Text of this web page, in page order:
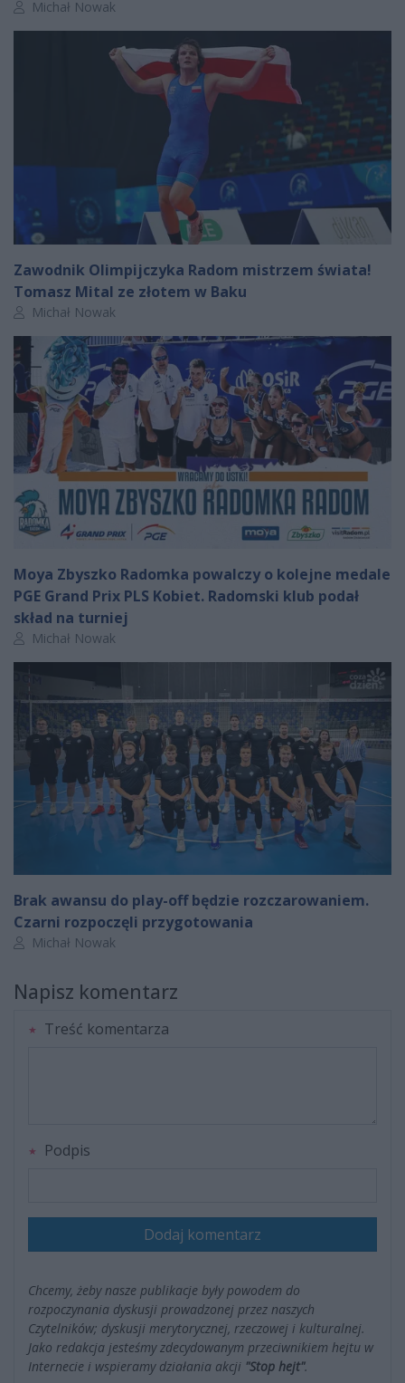
Autor artykułu:
Michał Nowak
Zawodnik Olimpijczyka Radom mistrzem świata!
Tomasz Mital ze złotem w Baku
Autor artykułu:
Michał Nowak
Moya Zbyszko Radomka powalczy o kolejne medale
PGE Grand Prix PLS Kobiet. Radomski klub podał
skład na turniej
Autor artykułu:
Michał Nowak
Brak awansu do play-off będzie rozczarowaniem.
Czarni rozpoczęli przygotowania
Autor artykułu:
Michał Nowak
Napisz komentarz
Treść komentarza
Podpis
Dodaj komentarz
Chcemy, żeby nasze publikacje były powodem do
rozpoczynania dyskusji prowadzonej przez naszych
Czytelników; dyskusji merytorycznej, rzeczowej i kulturalnej.
Jako redakcja jesteśmy zdecydowanym przeciwnikiem hejtu w
Internecie i wspieramy działania akcji "Stop hejt".